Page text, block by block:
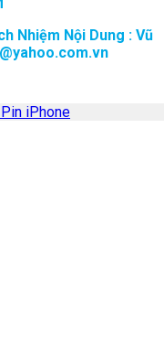
Nhiệm Nội Dung : Vũ
iPhone